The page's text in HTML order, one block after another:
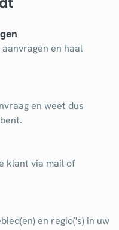
en haal
en weet dus
klant via mail of
en regio('s) in uw